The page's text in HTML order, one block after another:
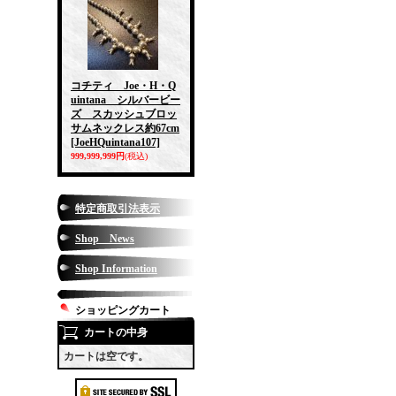
コチティ Joe・H・Q
uintana シルバービー
ズ スカッシュブロッ
サムネックレス約67cm
[JoeHQuintana107]
999,999,999円(税込)
特定商取引法表示
Shop News
Shop Information
ショッピングカート
カートの中身
カートは空です。